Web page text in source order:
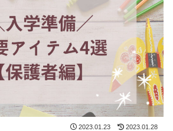
2023.01.23 2023.01.28